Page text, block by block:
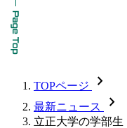
TOPページ chevron_forward
最新ニュース chevron_forward
立正大学の学部生